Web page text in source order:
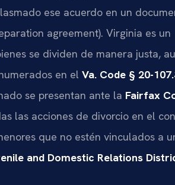
ese acuerdo en un
agreement). Virginia es un
se dividen de manera justa,
en el Va. Code § 20-
se presentan ante la Fairfax
las acciones de divorcio en el
que no estén vinculados a
and Domestic Relations